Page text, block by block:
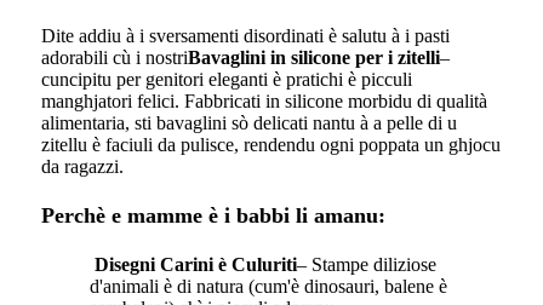
Dite addiu à i sversamenti disordinati è salutu à i pasti
adorabili cù i nostriBavaglini in silicone per i zitelli–
cuncipitu per genitori eleganti è pratichi è picculi
manghjatori felici. Fabbricati in silicone morbidu di qualità
alimentaria, sti bavaglini sò delicati nantu à a pelle di u
zitellu è faciuli da pulisce, rendendu ogni poppata un ghjocu
da ragazzi.
Perchè e mamme è i babbi li amanu:
Disegni Carini è Culuriti– Stampe diliziose
d'animali è di natura (cum'è dinosauri, balene è